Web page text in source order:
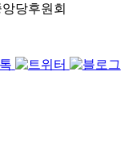
당후원회